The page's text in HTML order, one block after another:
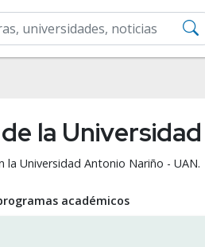
la
Universidad Antonio Nariño - UAN.
académicos